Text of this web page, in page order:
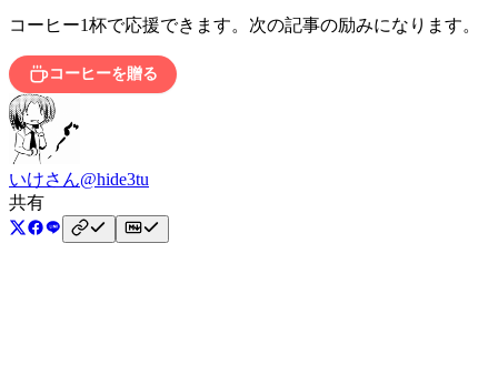
コーヒー1杯で応援できます。次の記事の励みになります。
コーヒーを贈る
いけさん@hide3tu
共有